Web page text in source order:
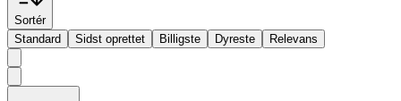
Sortér
Standard
Sidst oprettet Billigste Dyreste Relevans